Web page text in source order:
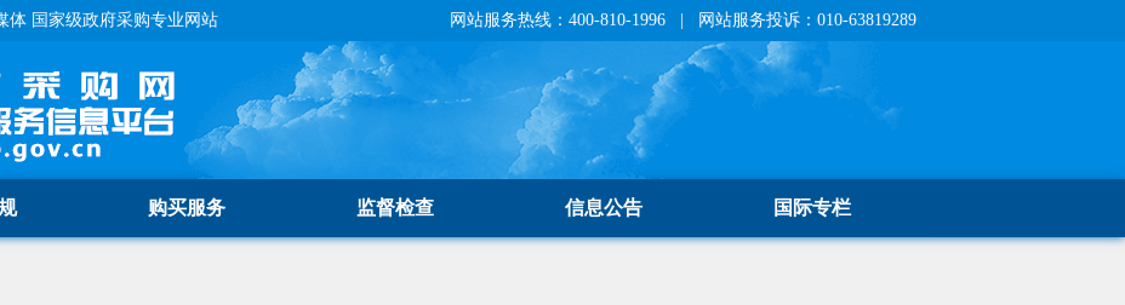
体 国家级政府采购专业网站 网站服务热线：400-810-1996 | 网站服务投诉：010-63819289
购买服务 监督检查 信息公告 国际专栏